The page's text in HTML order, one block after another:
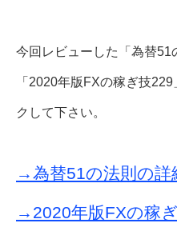
今回レビューした「為替51
「2020年版FXの稼ぎ技
クして下さい。
→為替51の法則の詳
→2020年版FXの稼